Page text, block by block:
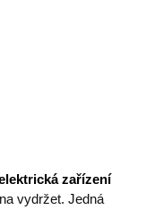
zařízení
vydržet. Jedná